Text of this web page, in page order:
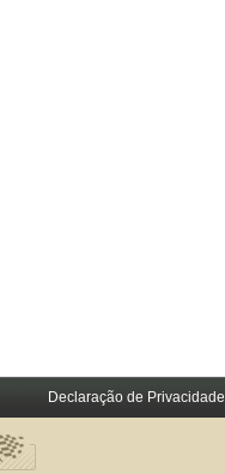
Declaração de Privacidade